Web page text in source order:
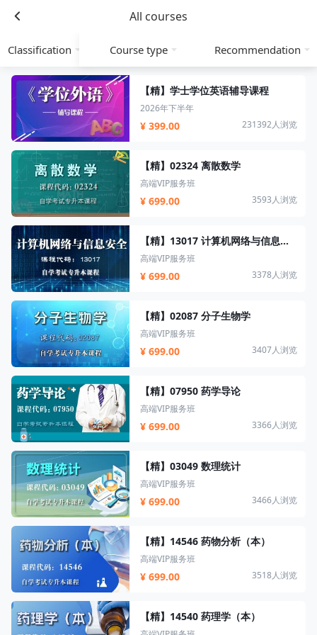
All courses
Classification Course type Recommendation
【精】学士学位英语辅导课程
2026年下半年
¥ 399.00 231392人浏览
【精】02324 离散数学
高端VIP服务班
¥ 699.00 3593人浏览
【精】13017 计算机网络与信息安全
高端VIP服务班
¥ 699.00 3378人浏览
【精】02087 分子生物学
高端VIP服务班
¥ 699.00 3407人浏览
【精】07950 药学导论
高端VIP服务班
¥ 699.00 3366人浏览
【精】03049 数理统计
高端VIP服务班
¥ 699.00 3466人浏览
【精】14546 药物分析（本）
高端VIP服务班
¥ 699.00 3518人浏览
【精】14540 药理学（本）